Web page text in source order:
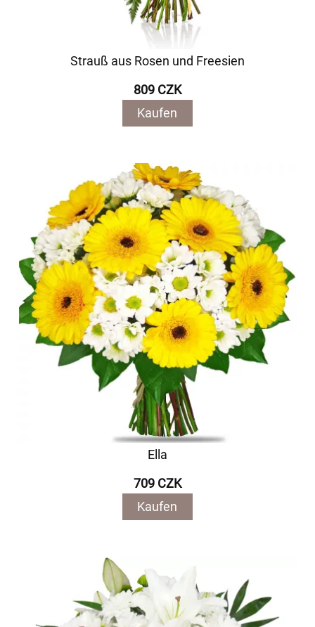
Strauß aus Rosen und Freesien
809 CZK
Kaufen
Ella
709 CZK
Kaufen